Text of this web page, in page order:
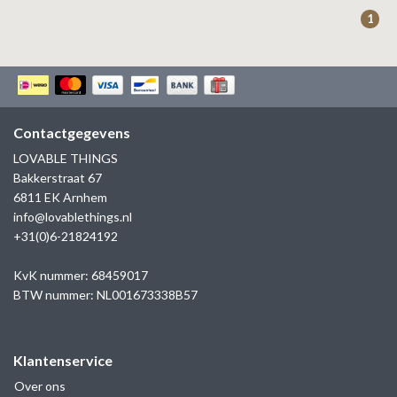
KAPTEN & SON
1
Contactgegevens
LOVABLE THINGS
Bakkerstraat 67
6811 EK Arnhem
info@lovablethings.nl
+31(0)6-21824192
KvK nummer: 68459017
BTW nummer: NL001673338B57
Klantenservice
Over ons